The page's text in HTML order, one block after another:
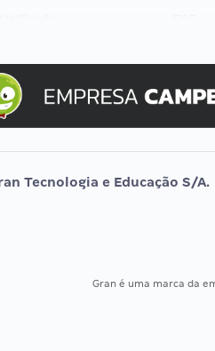
Uniase
Vunesp
Tecnologia e Educação S/A.
Gran é uma marca da